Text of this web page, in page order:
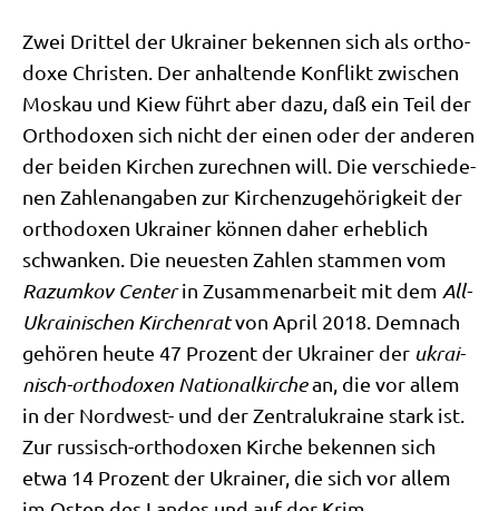
Zwei Drit­tel der Ukrai­ner beken­nen sich als ortho­
do­xe Chri­sten. Der anhal­ten­de Kon­flikt zwi­schen
Mos­kau und Kiew führt aber dazu, daß ein Teil der
Ortho­do­xen sich nicht der einen oder der ande­ren
der bei­den Kir­chen zurech­nen will. Die ver­schie­de­
nen Zah­len­an­ga­ben zur Kir­chen­zu­ge­hö­rig­keit der
ortho­do­xen Ukrai­ner kön­nen daher erheb­lich
schwan­ken. Die neue­sten Zah­len stam­men vom
Raz­um­kov Cen­terin Zusam­men­ar­beit mit dem All-
Ukrai­ni­schen Kir­chen­ratvon April 2018. Dem­nach
gehö­ren heu­te 47 Pro­zent der Ukrai­ner der ukrai­
nisch-ortho­do­xen Natio­nal­kir­chean, die vor allem
in der Nord­west- und der Zen­tralukrai­ne stark ist.
Zur rus­sisch-ortho­do­xen Kir­che beken­nen sich
etwa 14 Pro­zent der Ukrai­ner, die sich vor allem